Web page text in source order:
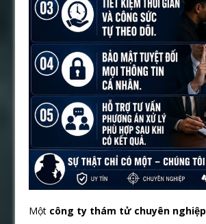
Một công ty thám tử chuyên nghiệp